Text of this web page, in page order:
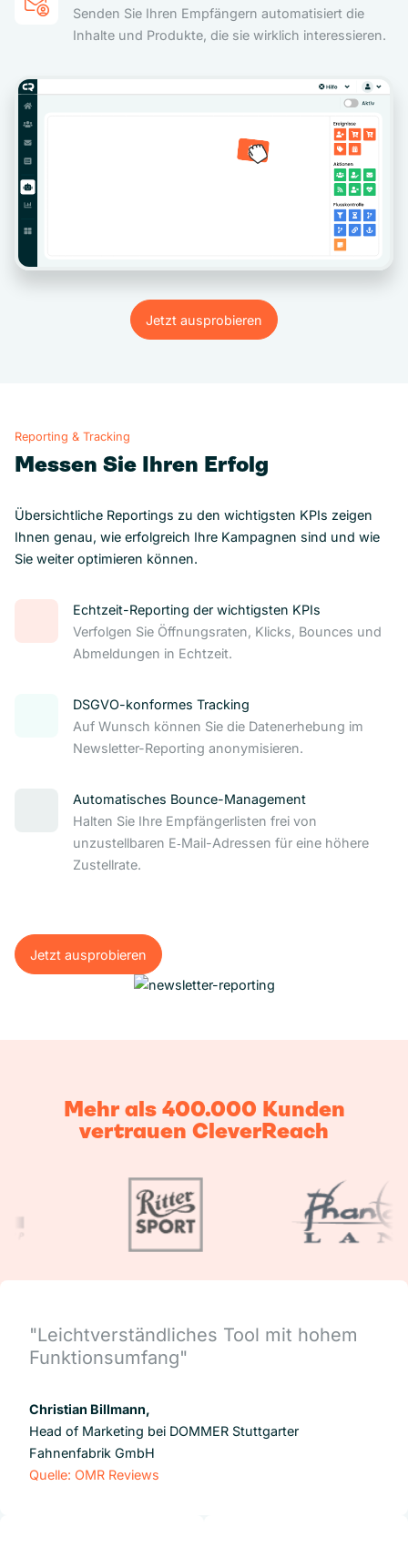
Senden Sie Ihren Empfängern automatisiert die
Inhalte und Produkte, die sie wirklich interessieren.
Jetzt ausprobieren
Jetzt ausprobieren
Reporting & Tracking
Messen Sie Ihren Erfolg
Übersichtliche Reportings zu den wichtigsten KPIs zeigen
Ihnen genau, wie erfolgreich Ihre Kampagnen sind und wie
Sie weiter optimieren können.
Echtzeit-Reporting der wichtigsten KPIs
Verfolgen Sie Öffnungsraten, Klicks, Bounces und
Abmeldungen in Echtzeit.
DSGVO-konformes Tracking
Auf Wunsch können Sie die Datenerhebung im
Newsletter-Reporting anonymisieren.
Automatisches Bounce-Management
Halten Sie Ihre Empfängerlisten frei von
unzustellbaren E‑Mail-Adressen für eine höhere
Zustellrate.
Jetzt ausprobieren
Jetzt ausprobieren
Mehr als 400.000 Kunden
vertrauen CleverReach
"Leichtverständliches Tool mit hohem
Funktionsumfang"
Christian Billmann,
Head of Marketing bei DOMMER Stuttgarter
Fahnenfabrik GmbH
Quelle: OMR Reviews